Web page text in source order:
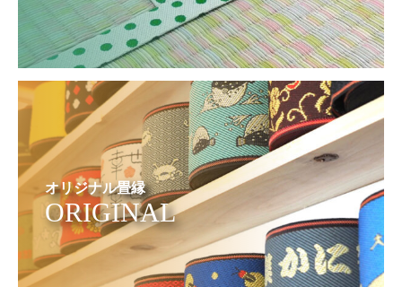
オリジナル畳縁
ORIGINAL